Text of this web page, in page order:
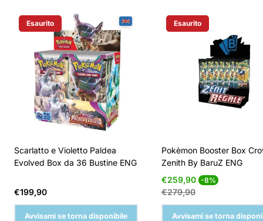
Etichetta Del Prodotto:
Esaurito
Scarlatto e Violetto Paldea
Evolved Box da 36 Bustine ENG
Prezzo
normale
€199,90
Avvisami se torna disponibile
Etichetta Del Prodotto:
Esaurito
Pokèmon Booster Box
Zenith By BaruZ ENG
Prezzo
di
vendita
€259,90 -8% Prezzo
€279,90
Avvisami se torna